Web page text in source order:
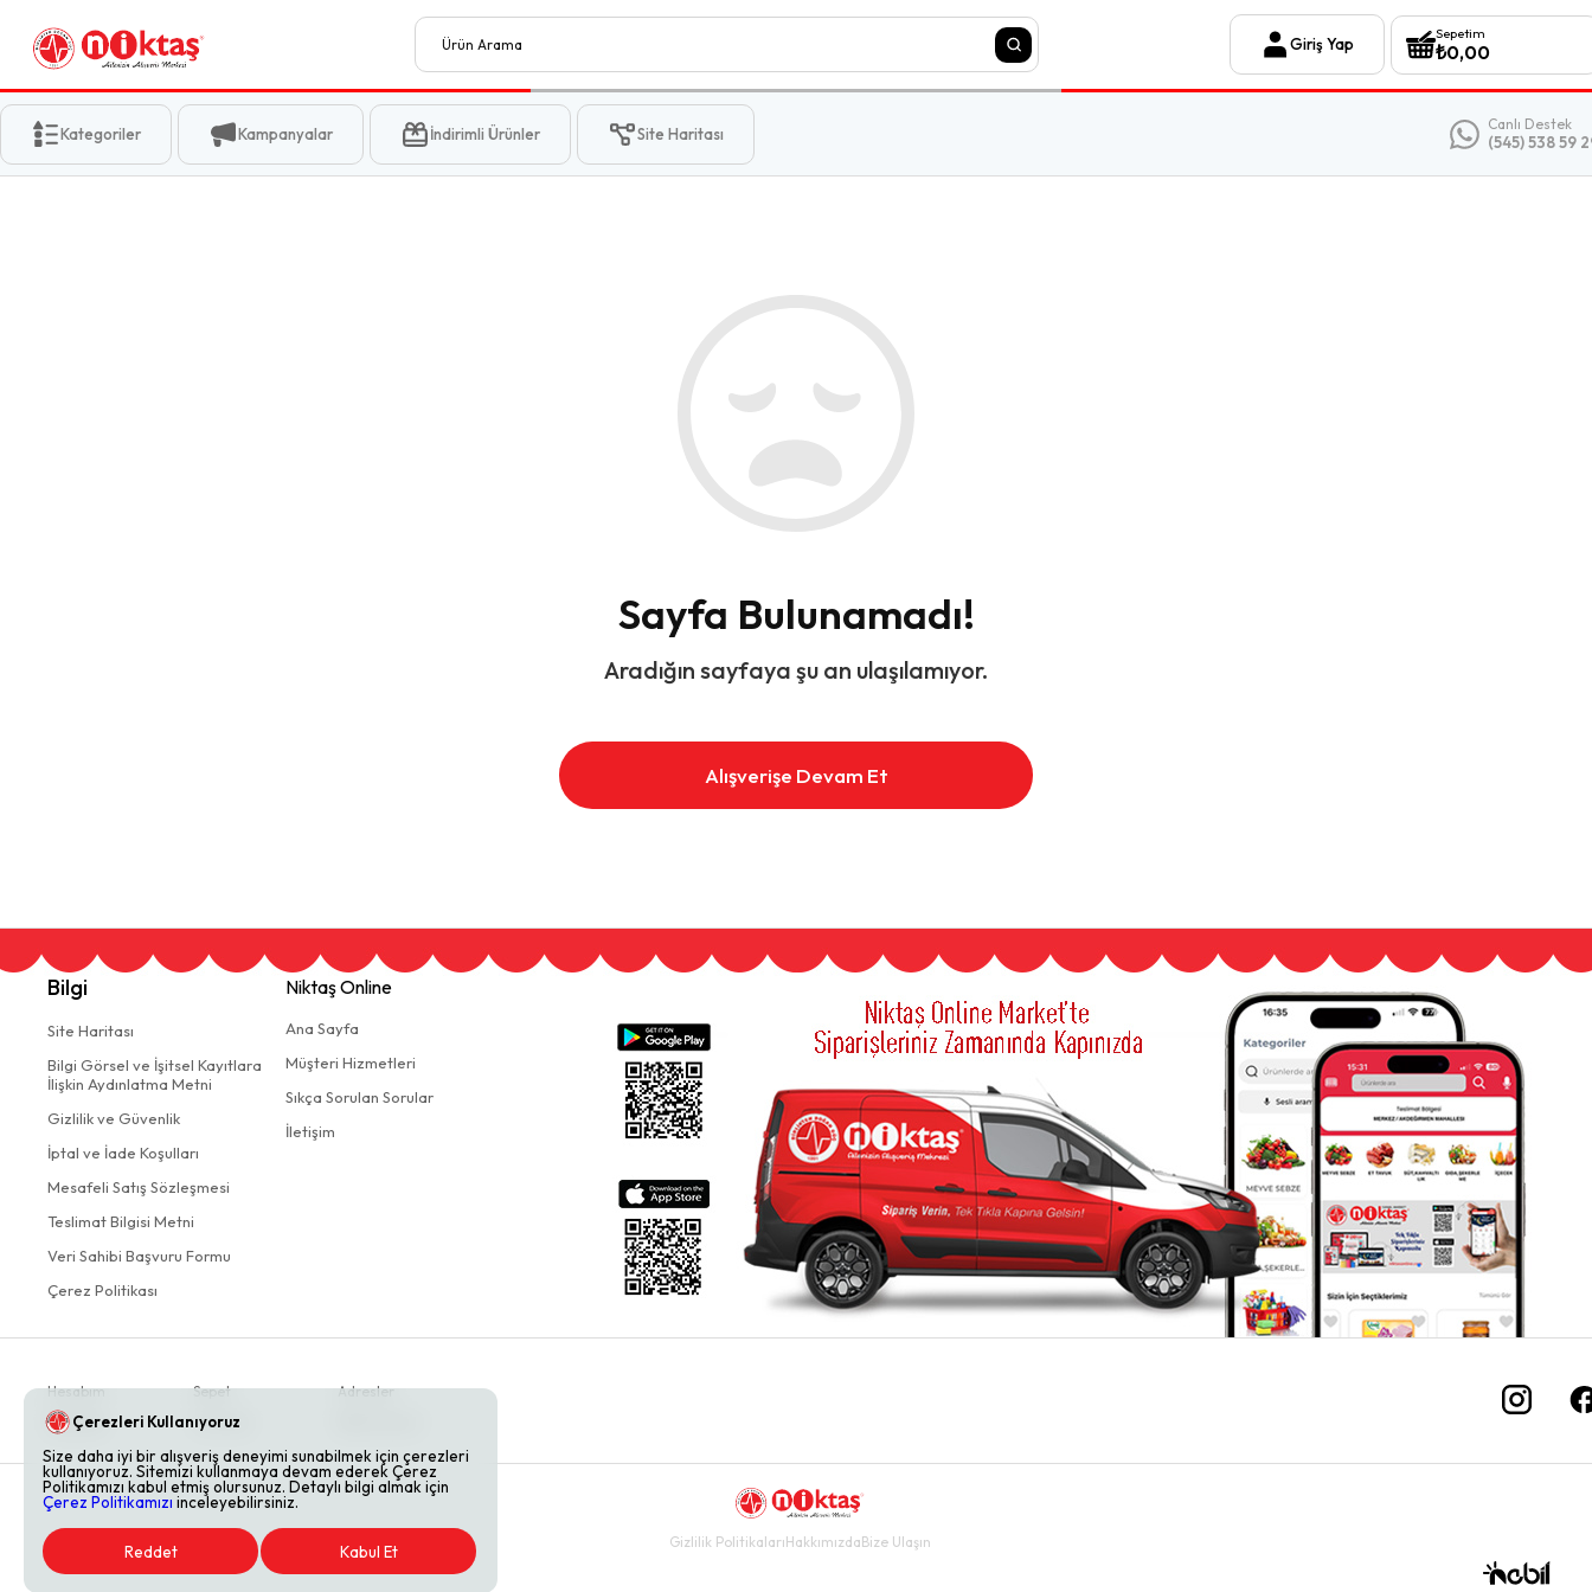
Giriş Yap
Sepetim
₺0,00
Kategoriler Kampanyalar İndirimli Ürünler Site Haritası Canlı Destek
(545) 538 59
Sayfa Bulunamadı!
Aradığın sayfaya şu an ulaşılamıyor.
Alışverişe Devam Et
Bilgi
Site Haritası
Bilgi Görsel ve İşitsel Kayıtlara
İlişkin Aydınlatma Metni
Gizlilik ve Güvenlik
İptal ve İade Koşulları
Mesafeli Satış Sözleşmesi
Teslimat Bilgisi Metni
Veri Sahibi Başvuru Formu
Çerez Politikası
Niktaş Online
Ana Sayfa
Müşteri Hizmetleri
Sıkça Sorulan Sorular
İletişim
Hesabım
Siparişler
Sepet
Favoriler
Adresler
Gizlilik PolitikalarıHakkımızdaBize Ulaşın
Çerezleri Kullanıyoruz
Size daha iyi bir alışveriş deneyimi sunabilmek için çerezleri
kullanıyoruz. Sitemizi kullanmaya devam ederek Çerez
Politikamızı kabul etmiş olursunuz. Detaylı bilgi almak için
Çerez Politikamızı inceleyebilirsiniz.
Reddet Kabul Et